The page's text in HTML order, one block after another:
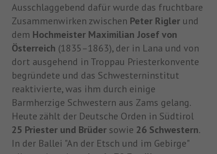
Ausschlaggebend dafür wurde das fruchtbare
Zusammenwirken zwischen Peter Rigler und
dem Hochmeister Maximilian Josef von
Österreich (1835–1863), der in Lana und von
dort ausgehend in Troppau Priesterkonvente
begründete und das Schwesterninstitut
reaktivierte, was ihm durch einige
Barmherzige Schwestern aus Zams gelang.
Heute zählt der Deutsche Orden in Südtirol
25 Priester und Brüder sowie 26 Schwestern.
In der Ballei "An der Etsch und im Gebirge"